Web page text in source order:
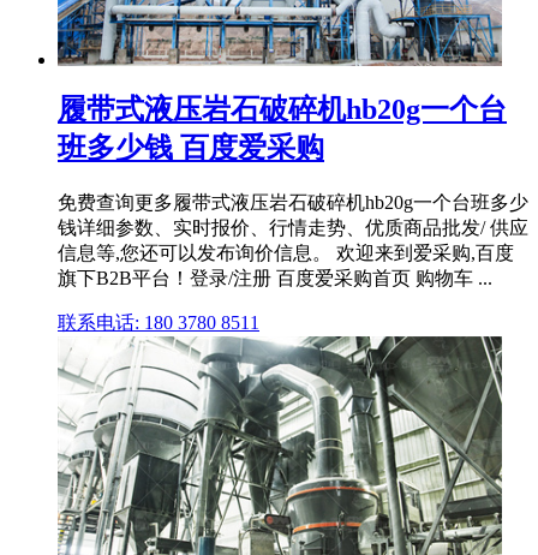
履带式液压岩石破碎机hb20g一个台
班多少钱 百度爱采购
免费查询更多履带式液压岩石破碎机hb20g一个台班多少
钱详细参数、实时报价、行情走势、优质商品批发/ 供应
信息等,您还可以发布询价信息。 欢迎来到爱采购,百度
旗下B2B平台！登录/注册 百度爱采购首页 购物车 ...
联系电话: 180 3780 8511